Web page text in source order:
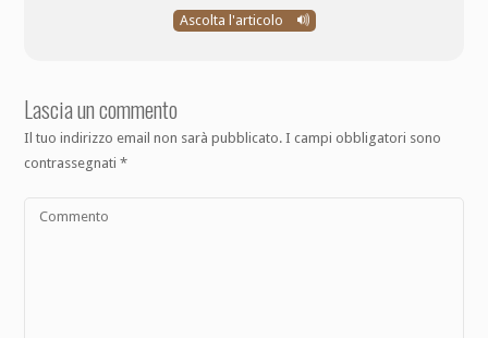
Ascolta l'articolo
Lascia un commento
Il tuo indirizzo email non sarà pubblicato. I campi obbligatori sono
contrassegnati*